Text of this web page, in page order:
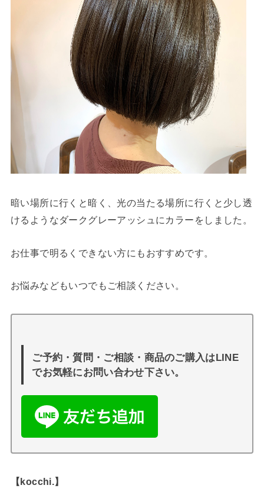
暗い場所に行くと暗く、光の当たる場所に行くと少し透
けるようなダークグレーアッシュにカラーをしました。
お仕事で明るくできない方にもおすすめです。
お悩みなどもいつでもご相談ください。
ご予約・質問・ご相談・商品のご購入はLINE
でお気軽にお問い合わせ下さい。
【kocchi.】